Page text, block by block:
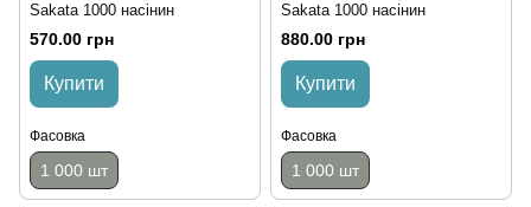
Sakata 1000 насінин
570.00 грн
Купити
Фасовка
1 000 шт
Sakata 1000 насінин
880.00 грн
Купити
Фасовка
1 000 шт